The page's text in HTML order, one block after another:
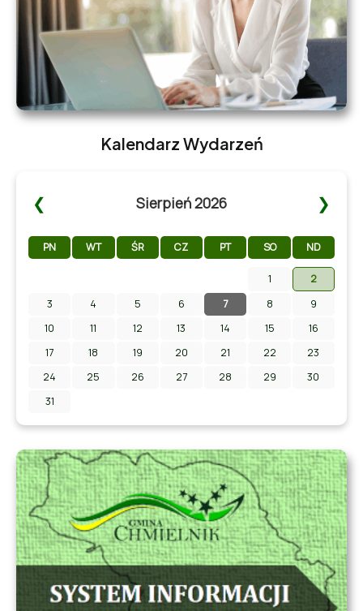
Kalendarz Wydarzeń
❮ Sierpień 2026 ❯
PN WT ŚR CZ PT SO ND
1 2
Zapraszamy na Letni Pokaz Filmowy na stadionie w
3 4 5 6 7 8
9
10
11 12 13 14 15
16
17
18 19 20 21 22
23
24
25 26 27 28 29
30
31